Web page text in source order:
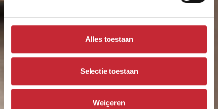
Alles toestaan
Selectie toestaan
Weigeren